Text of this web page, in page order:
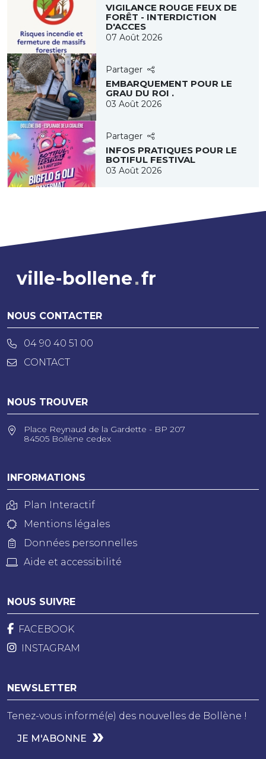
VIGILANCE ROUGE FEUX DE
FORÊT - INTERDICTION
D'ACCES
07 Août 2026
Partager
EMBARQUEMENT POUR LE
GRAU DU ROI .
03 Août 2026
Partager
INFOS PRATIQUES POUR LE
BOTIFUL FESTIVAL
03 Août 2026
ville-bollene fr
NOUS CONTACTER
04 90 40 51 00
CONTACT
NOUS TROUVER
Place Reynaud de la Gardette - BP 207
84505 Bollène cedex
INFORMATIONS
Plan Interactif
Mentions légales
Données personnelles
Aide et accessibilité
NOUS SUIVRE
FACEBOOK
INSTAGRAM
NEWSLETTER
Tenez-vous informé(e) des nouvelles de Bollène !
JE M'ABONNE